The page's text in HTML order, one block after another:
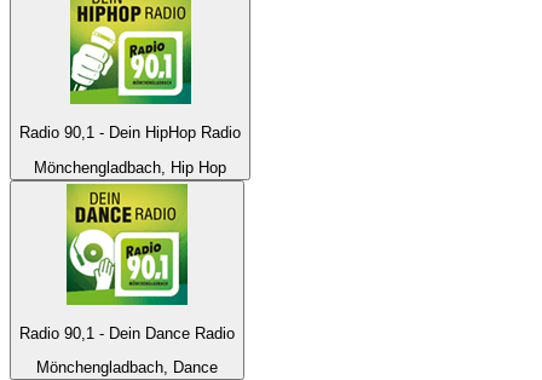
Radio 90,1 - Dein HipHop Radio
Mönchengladbach, Hip Hop
Radio 90,1 - Dein Dance Radio
Mönchengladbach, Dance